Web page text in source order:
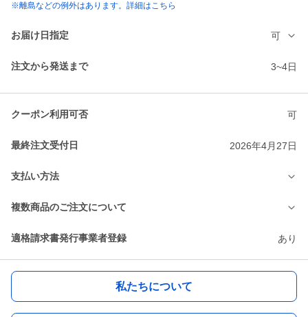
※離島などの例外はあります。詳細はこちら
お届け日指定 可
注文から発送まで 3~4日
クーポン利用可否 可
最終注文受付日 2026年4月27日
支払い方法
複数商品のご注文について
適格請求書発行事業者登録 あり
私たちについて